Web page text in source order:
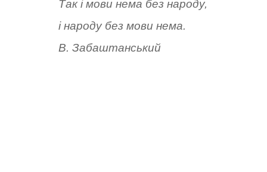
Так і мови нема без народу,
і народу без мови нема.
В. Забаштанський